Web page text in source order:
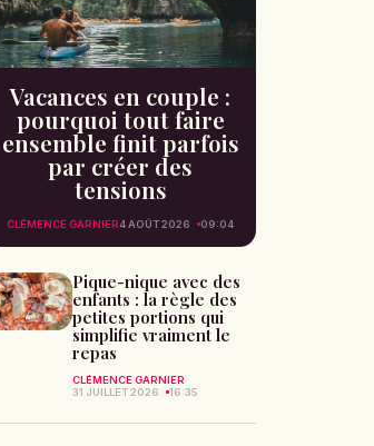
Vacances en couple :
pourquoi tout faire
ensemble finit parfois
par créer des
tensions
CLÉMENCE GARNIER4 AOÛT 2026 09:04
Pique-nique avec des
enfants : la règle des
petites portions qui
simplifie vraiment le
repas
CLÉMENCE GARNIER
31 JUILLET 2026
16:35